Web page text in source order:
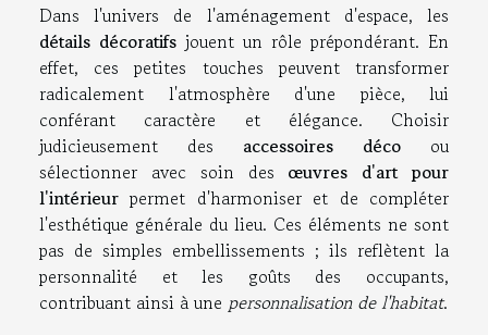
Dans l'univers de l'aménagement d'espace, les
détails décoratifs jouent un rôle prépondérant. En
effet, ces petites touches peuvent transformer
radicalement l'atmosphère d'une pièce, lui
conférant caractère et élégance. Choisir
judicieusement des accessoires déco ou
sélectionner avec soin des œuvres d'art pour
l'intérieur permet d'harmoniser et de compléter
l'esthétique générale du lieu. Ces éléments ne sont
pas de simples embellissements ; ils reflètent la
personnalité et les goûts des occupants,
contribuant ainsi à une personnalisation de l'habitat.